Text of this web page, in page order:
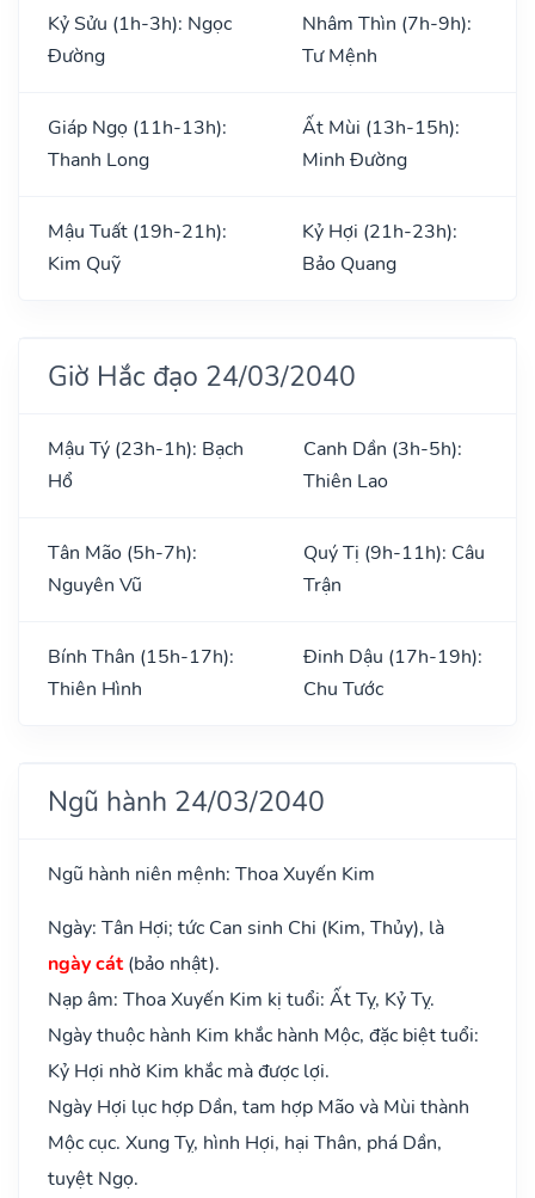
Kỷ Sửu (1h-3h): Ngọc
Đường
Nhâm Thìn (7h-9h):
Tư Mệnh
Giáp Ngọ (11h-13h):
Thanh Long
Ất Mùi (13h-15h):
Minh Đường
Mậu Tuất (19h-21h):
Kim Quỹ
Kỷ Hợi (21h-23h):
Bảo Quang
Giờ Hắc đạo 24/03/2040
Mậu Tý (23h-1h): Bạch
Hổ
Canh Dần (3h-5h):
Thiên Lao
Tân Mão (5h-7h):
Nguyên Vũ
Quý Tị (9h-11h): Câu
Trận
Bính Thân (15h-17h):
Thiên Hình
Đinh Dậu (17h-19h):
Chu Tước
Ngũ hành 24/03/2040
Ngũ hành niên mệnh: Thoa Xuyến Kim
Ngày: Tân Hợi; tức Can sinh Chi (Kim, Thủy), là
ngày cát(bảo nhật).
Nạp âm: Thoa Xuyến Kim kị tuổi: Ất Tỵ, Kỷ Tỵ.
Ngày thuộc hành Kim khắc hành Mộc, đặc biệt tuổi:
Kỷ Hợi nhờ Kim khắc mà được lợi.
Ngày Hợi lục hợp Dần, tam hợp Mão và Mùi thành
Mộc cục. Xung Tỵ, hình Hợi, hại Thân, phá Dần,
tuyệt Ngọ.